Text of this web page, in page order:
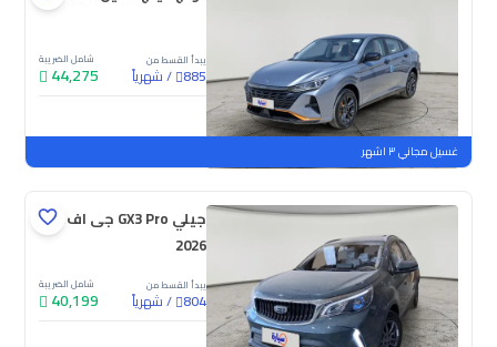
يبدأ القسط من
885
/شهرياً
شامل الضريبة
44,275
جديدة
غسيل مجاني ٣ اشهر
جيلي GX3 Pro جى اف
2026
يبدأ القسط من
804
/شهرياً
شامل الضريبة
40,199
جديدة